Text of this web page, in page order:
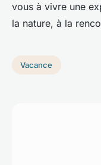
vous à vivre une
la nature, à la
Vacance